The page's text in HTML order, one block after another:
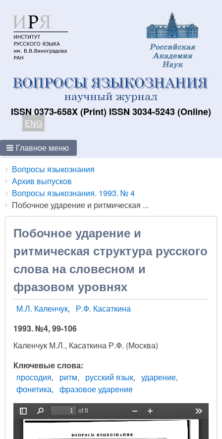
ISSN 0373-658X (Print) ISSN 3034-5243 (Online)
ENG
Главное меню
Breadcrumbs
You
are
here:
Вопросы языкознания
Архив выпусков
Вопросы языкознания. 1993. № 4
Побочное ударение и ритмическая ...
Побочное ударение и
ритмическая структура русского
слова на словесном и
фразовом уровнях
М.Л. Каленчук
Р.Ф. Касаткина
1993. №4, 99-106
Каленчук М.Л., Касаткина Р.Ф. (Москва)
Ключевые слова
просодия
ритм русский язык
ударение
фонетика
фразовое ударение